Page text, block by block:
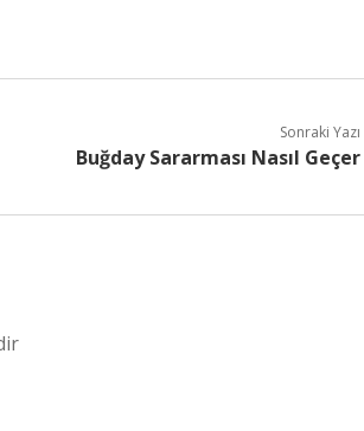
Sonraki Yazı
Buğday Sararması Nasıl Geçer